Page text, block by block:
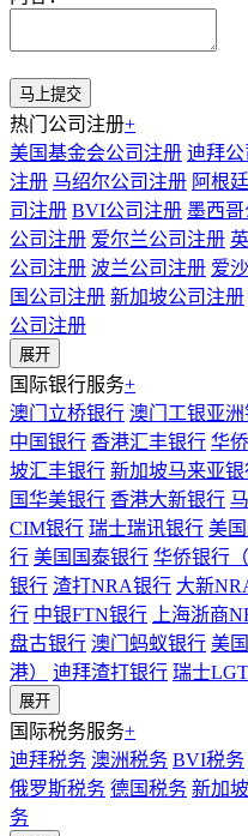
热门公司注册+
美国基金会公司注册 迪拜
注册 马绍尔公司注册 阿根
司注册 BVI公司注册 墨西
公司注册 爱尔兰公司注册
公司注册 波兰公司注册 爱
国公司注册 新加坡公司注册
公司注册
展开
国际银行服务+
澳门立桥银行 澳门工银亚
中国银行 香港汇丰银行 华
坡汇丰银行 新加坡马来亚银
国华美银行 香港大新银行
CIM银行 瑞士瑞讯银行 美
行 美国国泰银行 华侨银行（
银行 渣打NRA银行 大新
行 中银FTN银行 上海浙商
盘古银行 澳门蚂蚁银行 美
港）
迪拜渣打银行 瑞士
展开
国际税务服务+
迪拜税务 澳洲税务 BVI税务
俄罗斯税务 德国税务 新加
务